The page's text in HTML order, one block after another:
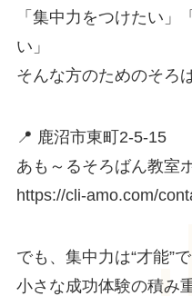
「集中力をつけたい」
い」
そんな方のためのそろ
📍 鹿沼市東町2-5-15
あも～るそろばん教室
https://cli-amo.com/
でも、集中力は“才能”
小さな成功体験の積み